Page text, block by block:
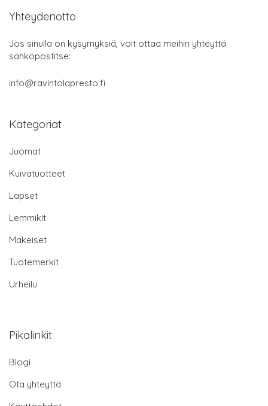
Yhteydenotto
Jos sinulla on kysymyksiä, voit ottaa meihin yhteyttä
sähköpostitse:
info@ravintolapresto.fi
Kategoriat
Juomat
Kuivatuotteet
Lapset
Lemmikit
Makeiset
Tuotemerkit
Urheilu
Pikalinkit
Blogi
Ota yhteyttä